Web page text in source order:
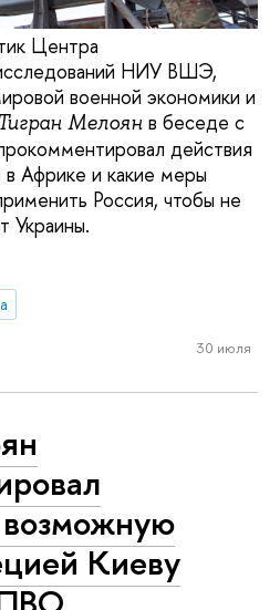
Центра
НИУ ВШЭ,
военной экономики и
Тигран Мелоян в беседе с
действия
в Африке и какие меры
Россия, чтобы не
Украины.
30 июля
Киеву